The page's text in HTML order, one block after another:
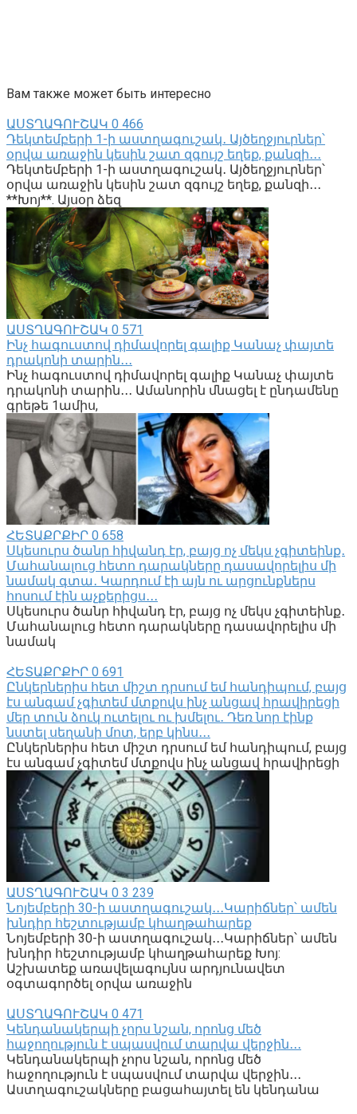
Вам также может быть интересно
ԱՍՏՂԱԳՈՒՇԱԿ 0 466
Դեկտեմբերի 1-ի աստղագուշակ․ Այծեղջյուրներ՝
օրվա առաջին կեսին շատ զգույշ եղեք, քանզի․․․
Դեկտեմբերի 1-ի աստղագուշակ․ Այծեղջյուրներ՝
օրվա առաջին կեսին շատ զգույշ եղեք, քանզի․․․
**Խոյ**. Այսօր ձեզ
ԱՍՏՂԱԳՈՒՇԱԿ 0 571
Ինչ հագուստով դիմավորել գալիք Կանաչ փայտե
դրակոնի տարին․․․
Ինչ հագուստով դիմավորել գալիք Կանաչ փայտե
դրակոնի տարին․․․ Ամանորին մնացել է ընդամենը
գրեթե 1ամիս,
ՀԵՏԱՔՐՔԻՐ 0 658
Սկեսուրս ծանր հիվանդ էր, բայց ոչ մեկս չգիտեինք․
Մահանալուց հետո դարակները դասավորելիս մի
նամակ գտա․ Կարդում էի այն ու արցունքներս
հոսում էին աչքերիցս․․․
Սկեսուրս ծանր հիվանդ էր, բայց ոչ մեկս չգիտեինք․
Մահանալուց հետո դարակները դասավորելիս մի
նամակ
ՀԵՏԱՔՐՔԻՐ 0 691
Ընկերներիս հետ միշտ դրսում եմ հանդիպում, բայց
էս անգամ չգիտեմ մտքովս ինչ անցավ հրավիրեցի
մեր տուն ձուկ ուտելու ու խմելու․ Դեռ նոր էինք
նստել սեղանի մոտ, երբ կինս․․․
Ընկերներիս հետ միշտ դրսում եմ հանդիպում, բայց
էս անգամ չգիտեմ մտքովս ինչ անցավ հրավիրեցի
ԱՍՏՂԱԳՈՒՇԱԿ 0 3 239
Նոյեմբերի 30-ի աստղագուշակ․․․Կարիճներ՝ ամեն
խնդիր հեշտությամբ կհաղթահարեք
Նոյեմբերի 30-ի աստղագուշակ․․․Կարիճներ՝ ամեն
խնդիր հեշտությամբ կհաղթահարեք Խոյ:
Աշխատեք առավելագույնս արդյունավետ
օգտագործել օրվա առաջին
ԱՍՏՂԱԳՈՒՇԱԿ 0 471
Կենդանակերպի չորս նշան, որոնց մեծ
հաջողություն է սպասվում տարվա վերջին․․․
Կենդանակերպի չորս նշան, որոնց մեծ
հաջողություն է սպասվում տարվա վերջին․․․
Աստղագուշակները բացահայտել են կենդանա